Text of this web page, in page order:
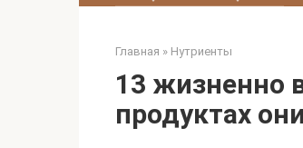
Главная » Нутриенты
13 жизненно
продуктах